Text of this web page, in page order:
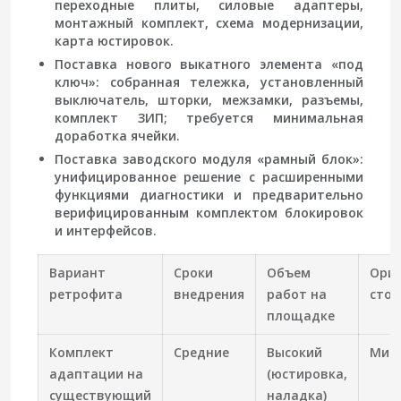
переходные плиты, силовые адаптеры,
монтажный комплект, схема модернизации,
карта юстировок.
Поставка нового выкатного элемента «под
ключ»: собранная тележка, установленный
выключатель, шторки, межзамки, разъемы,
комплект ЗИП; требуется минимальная
доработка ячейки.
Поставка заводского модуля «рамный блок»:
унифицированное решение с расширенными
функциями диагностики и предварительно
верифицированным комплектом блокировок
и интерфейсов.
Вариант
ретрофита
Сроки
внедрения
Объем
работ на
площадке
Комплект
адаптации на
существующий
Средние
Высокий
(юстировка,
наладка)